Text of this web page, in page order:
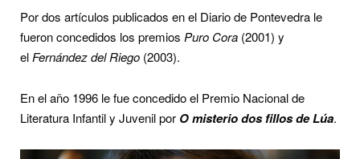
Por dos artículos publicados en el Diario de Pontevedra le
fueron concedidos los premios Puro Cora (2001) y
elFernández del Riego (2003).
En el año 1996 le fue concedido el Premio Nacional de
Literatura Infantil y Juvenil por O misterio dos fillos de Lúa.